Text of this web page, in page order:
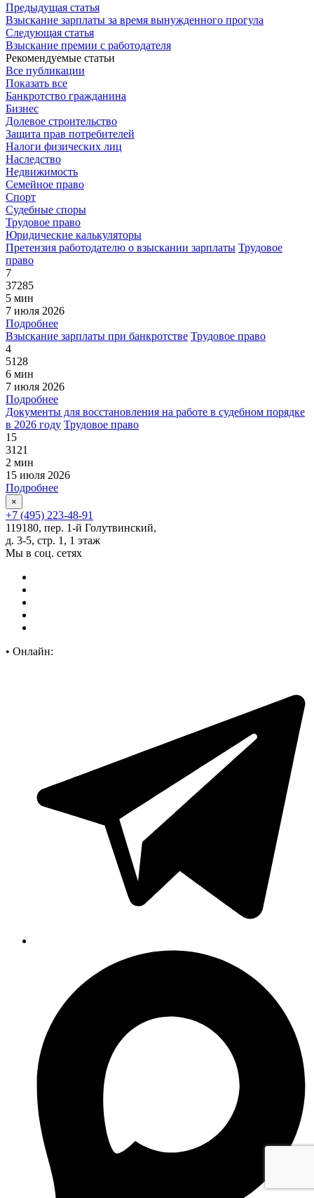
Предыдущая статья
Взыскание зарплаты за время вынужденного прогула
Следующая статья
Взыскание премии с работодателя
Рекомендуемые статьи
Все публикации
Показать все
Банкротство гражданина
Бизнес
Долевое строительство
Защита прав потребителей
Налоги физических лиц
Наследство
Недвижимость
Семейное право
Спорт
Судебные споры
Трудовое право
Юридические калькуляторы
Претензия работодателю о взыскании зарплаты Трудовое
право
7
37285
5 мин
7 июля 2026
Подробнее
Взыскание зарплаты при банкротстве Трудовое право
4
5128
6 мин
7 июля 2026
Подробнее
Документы для восстановления на работе в судебном порядке
в 2026 году Трудовое право
15
3121
2 мин
15 июля 2026
Подробнее
×
+7 (495) 223-48-91
119180, пер. 1-й Голутвинский,
д. 3-5, стр. 1, 1 этаж
Мы в соц. сетях
• Онлайн: